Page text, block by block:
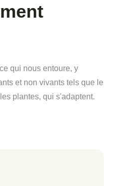
qui nous entoure, y
et non vivants tels que le
plantes, qui s'adaptent.